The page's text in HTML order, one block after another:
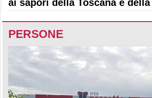
ai sapori della Toscana e
PERSONE